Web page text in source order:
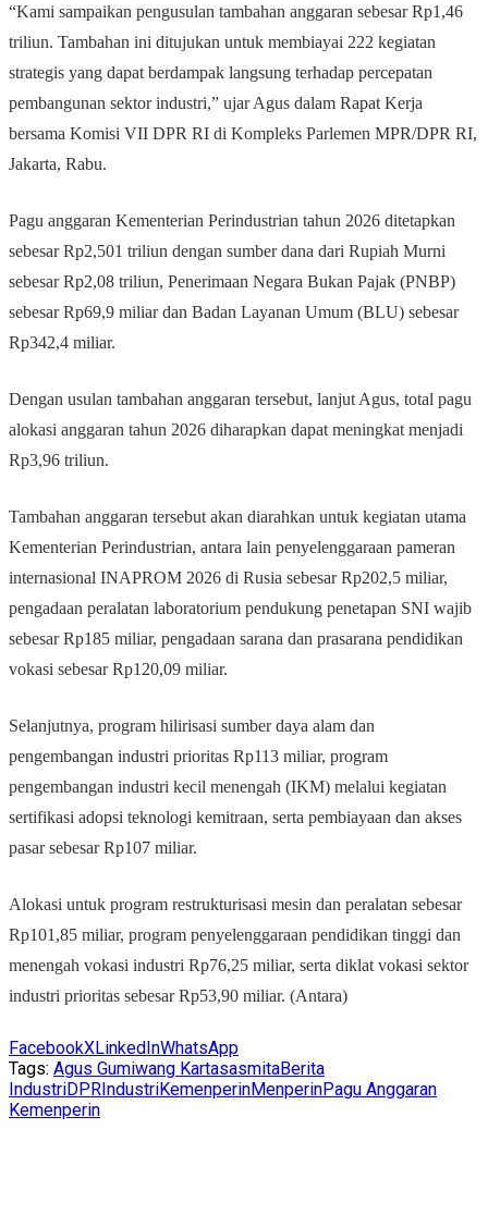
“Kami sampaikan pengusulan tambahan anggaran sebesar Rp1,46
triliun. Tambahan ini ditujukan untuk membiayai 222 kegiatan
strategis yang dapat berdampak langsung terhadap percepatan
pembangunan sektor industri,” ujar Agus dalam Rapat Kerja
bersama Komisi VII DPR RI di Kompleks Parlemen MPR/DPR RI,
Jakarta, Rabu.
Pagu anggaran Kementerian Perindustrian tahun 2026 ditetapkan
sebesar Rp2,501 triliun dengan sumber dana dari Rupiah Murni
sebesar Rp2,08 triliun, Penerimaan Negara Bukan Pajak (PNBP)
sebesar Rp69,9 miliar dan Badan Layanan Umum (BLU) sebesar
Rp342,4 miliar.
Dengan usulan tambahan anggaran tersebut, lanjut Agus, total pagu
alokasi anggaran tahun 2026 diharapkan dapat meningkat menjadi
Rp3,96 triliun.
Tambahan anggaran tersebut akan diarahkan untuk kegiatan utama
Kementerian Perindustrian, antara lain penyelenggaraan pameran
internasional INAPROM 2026 di Rusia sebesar Rp202,5 miliar,
pengadaan peralatan laboratorium pendukung penetapan SNI wajib
sebesar Rp185 miliar, pengadaan sarana dan prasarana pendidikan
vokasi sebesar Rp120,09 miliar.
Selanjutnya, program hilirisasi sumber daya alam dan
pengembangan industri prioritas Rp113 miliar, program
pengembangan industri kecil menengah (IKM) melalui kegiatan
sertifikasi adopsi teknologi kemitraan, serta pembiayaan dan akses
pasar sebesar Rp107 miliar.
Alokasi untuk program restrukturisasi mesin dan peralatan sebesar
Rp101,85 miliar, program penyelenggaraan pendidikan tinggi dan
menengah vokasi industri Rp76,25 miliar, serta diklat vokasi sektor
industri prioritas sebesar Rp53,90 miliar. (Antara)
FacebookXLinkedInWhatsApp
Tags: Agus Gumiwang KartasasmitaBerita
IndustriDPRIndustriKemenperinMenperinPagu Anggaran
Kemenperin